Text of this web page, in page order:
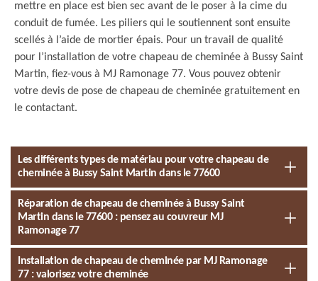
mettre en place est bien sec avant de le poser à la cime du
conduit de fumée. Les piliers qui le soutiennent sont ensuite
scellés à l’aide de mortier épais. Pour un travail de qualité
pour l’installation de votre chapeau de cheminée à Bussy Saint
Martin, fiez-vous à MJ Ramonage 77. Vous pouvez obtenir
votre devis de pose de chapeau de cheminée gratuitement en
le contactant.
Les différents types de matériau pour votre chapeau de
cheminée à Bussy Saint Martin dans le 77600
Réparation de chapeau de cheminée à Bussy Saint
Martin dans le 77600 : pensez au couvreur MJ
Ramonage 77
Installation de chapeau de cheminée par MJ Ramonage
77 : valorisez votre cheminée